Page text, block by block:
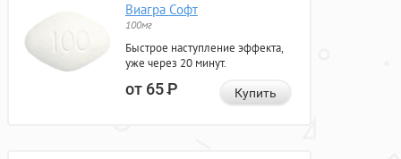
Виагра Софт
100мг
Быстрое наступление эффекта,
уже через 20 минут.
от 65Р Купить